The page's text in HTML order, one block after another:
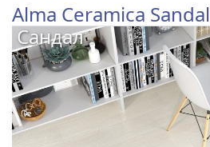
Alma Ceramica Sandal
Сандал